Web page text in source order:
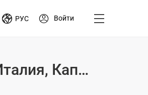
РУС Войти
Туры и цены на отдых в отеле Hotel Club Torre Marino 3* 2026-2027 Италия, Капо-Ватикано